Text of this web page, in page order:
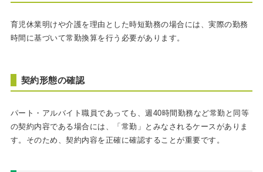
育児休業明けや介護を理由とした時短勤務の場合には、実際の勤務
時間に基づいて常勤換算を行う必要があります。
契約形態の確認
パート・アルバイト職員であっても、週40時間勤務など常勤と同等
の契約内容である場合には、「常勤」とみなされるケースがありま
す。そのため、契約内容を正確に確認することが重要です。